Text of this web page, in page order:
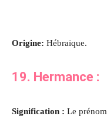
Origine: Hébraïque.
19. Hermance :
Signification : Le prénom